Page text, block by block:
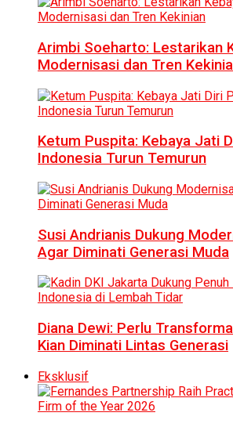
Arimbi Soeharto: Lestarikan
Modernisasi dan Tren
Ketum Puspita: Kebaya Jati
Indonesia Turun Temurun
Susi Andrianis Dukung
Agar Diminati Generasi Muda
Diana Dewi: Perlu
Kian Diminati Lintas Generasi
Eksklusif